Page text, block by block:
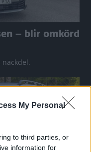
My Personal
to third parties, or
information for
– blir omkörd